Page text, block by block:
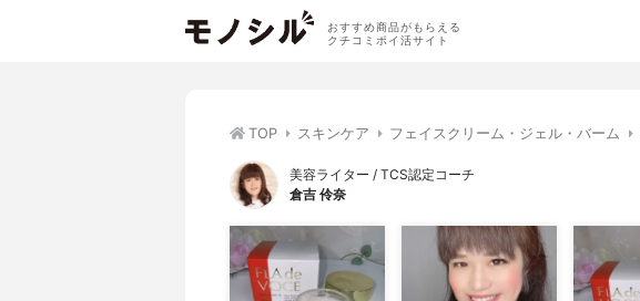
おすすめ商品がもらえる
クチコミポイ活サイト
TOP スキンケア フェイスクリーム・ジェル・バーム
美容ライター / TCS認定コーチ
倉吉 伶奈